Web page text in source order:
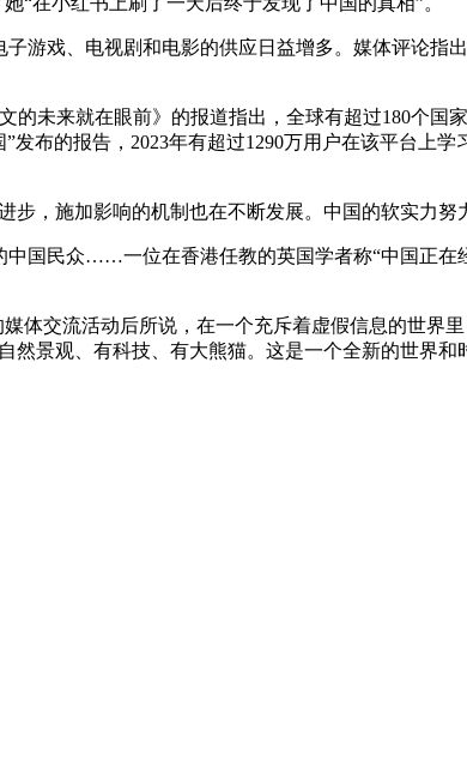
戏、电视剧和电影的供应日益增多。媒体评论指
未来就在眼前》的报道指出，全球有超过180个国
布的报告，2023年有超过1290万用户在该平台上
，施加影响的机制也在不断发展。中国的软实力努
民众……一位在香港任教的英国学者称“中国正在
交流活动后所说，在一个充斥着虚假信息的世界
景观、有科技、有大熊猫。这是一个全新的世界和